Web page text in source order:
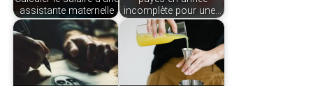
assistante maternelle
incomplète pour une…